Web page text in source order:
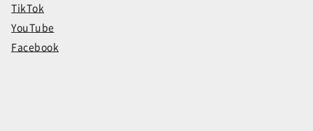
TikTok
YouTube
Facebook